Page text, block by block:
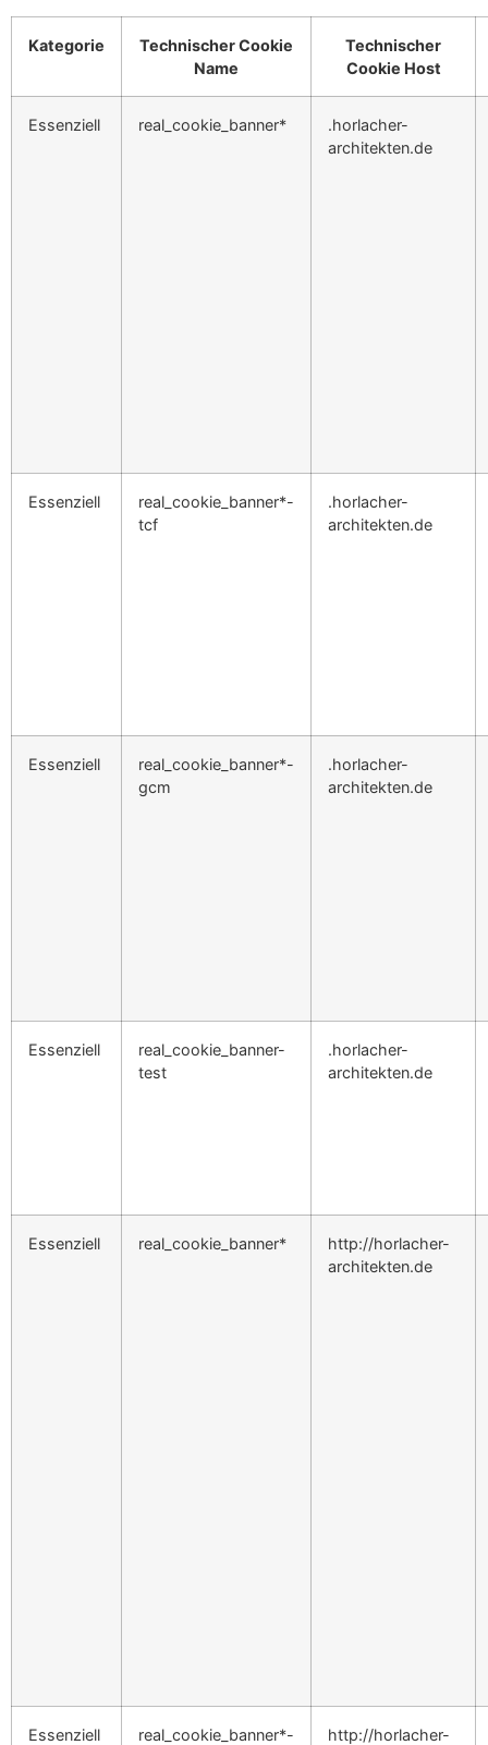
Kategorie
Technischer Cookie
Name
Technischer
Cookie Host
Essenziell real_cookie_banner*
.horlacher-
architekten.de
Essenziell
real_cookie_banner*-
tcf
.horlacher-
architekten.de
Essenziell
real_cookie_banner*-
gcm
.horlacher-
architekten.de
Essenziell
real_cookie_banner-
test
.horlacher-
architekten.de
Essenziell real_cookie_banner*
http://horlacher-
architekten.de
Essenziell real_cookie_banner*- http://horlacher-